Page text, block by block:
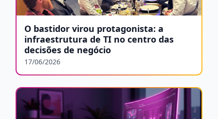
O bastidor virou protagonista: a
infraestrutura de TI no centro das
decisões de negócio
17/06/2026